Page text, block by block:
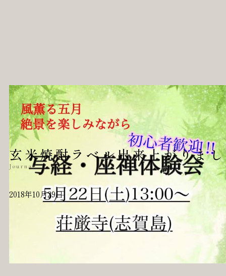
玄米焼酎ラベル出来上がりま
Journal
2018年10月29日